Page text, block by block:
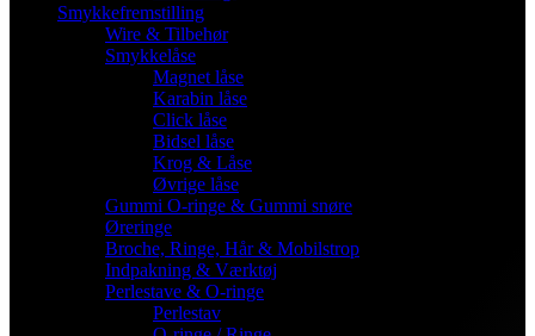
Smykkefremstilling
Wire & Tilbehør
Smykkelåse
Magnet låse
Karabin låse
Click låse
Bidsel låse
Krog & Låse
Øvrige låse
Gummi O-ringe & Gummi snøre
Øreringe
Broche, Ringe, Hår & Mobilstrop
Indpakning & Værktøj
Perlestave & O-ringe
Perlestav